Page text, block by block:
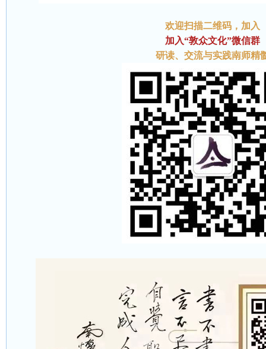
欢迎扫描二维码 ，加入
加入“敦众文化”微信群
研读、交流与实践南师精